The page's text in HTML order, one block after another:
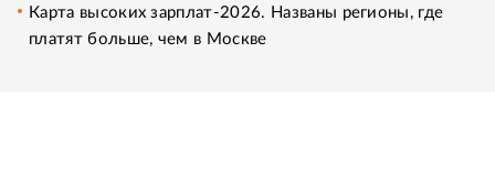
Карта высоких зарплат-2026. Названы регионы, где
платят больше, чем в Москве